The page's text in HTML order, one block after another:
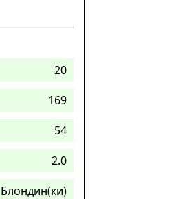
20
169
54
2.0
Блондин(ки)